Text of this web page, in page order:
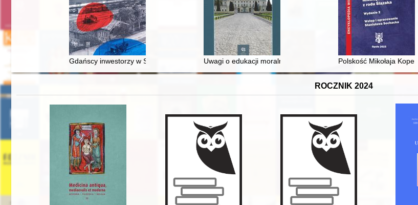
Gdańscy inwestorzy w Sopocie : prestiż finansowy i towarzyski lokalnego mieszczaństwa w 2. poł. XIX w
Uwagi o edukacji moralnej synów szlacheckich w XVI-wiecznej
Polskość Mikołaja
ROCZNIK 2024